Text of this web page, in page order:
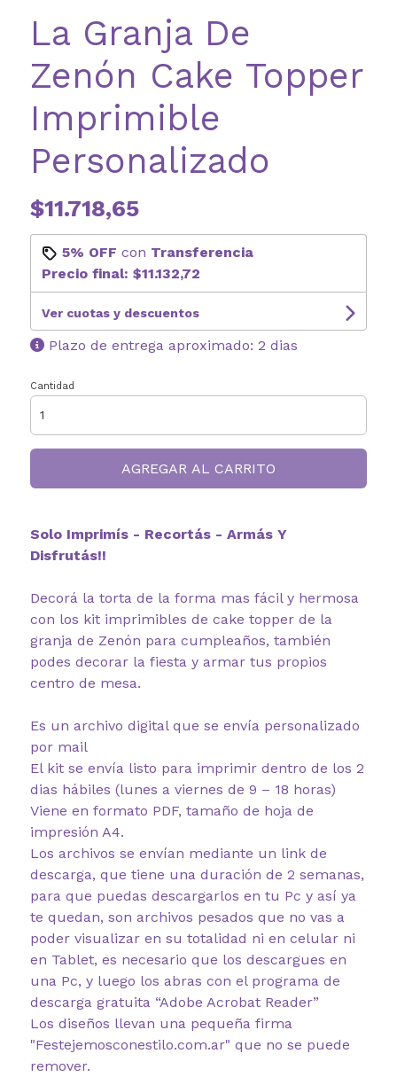
La Granja De
Zenón Cake Topper
Imprimible
Personalizado
$11.718,65
5% OFF con Transferencia
Precio final: $11.132,72
Ver cuotas y descuentos
Plazo de entrega aproximado: 2 dias
Cantidad
AGREGAR AL CARRITO
Solo Imprimís - Recortás - Armás Y
Disfrutás!!
Decorá la torta de la forma mas fácil y hermosa
con los kit imprimibles de cake topper de la
granja de Zenón para cumpleaños, también
podes decorar la fiesta y armar tus propios
centro de mesa.
Es un archivo digital que se envía personalizado
por mail
El kit se envía listo para imprimir dentro de los 2
dias hábiles (lunes a viernes de 9 – 18 horas)
Viene en formato PDF, tamaño de hoja de
impresión A4.
Los archivos se envían mediante un link de
descarga, que tiene una duración de 2 semanas,
para que puedas descargarlos en tu Pc y así ya
te quedan, son archivos pesados que no vas a
poder visualizar en su totalidad ni en celular ni
en Tablet, es necesario que los descargues en
una Pc, y luego los abras con el programa de
descarga gratuita “Adobe Acrobat Reader”
Los diseños llevan una pequeña firma
"Festejemosconestilo.com.ar" que no se puede
remover.